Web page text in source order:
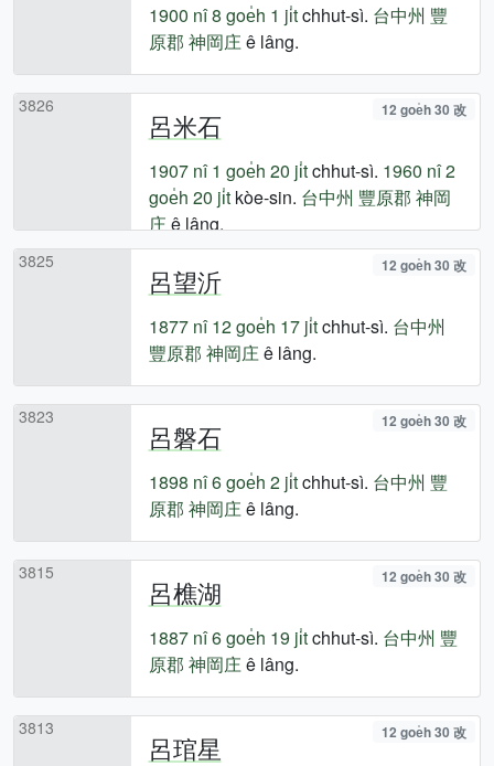
1900 nî8 goe̍h 1 ji̍tchhut-sì. 台中州 豐
原郡 神岡庄ê lâng.
3826
呂米石 12 goe̍h 30 改
1907 nî 1 goe̍h 20 ji̍tchhut-sì. 1960 nî2
goe̍h 20 ji̍tkòe-sin. 台中州 豐原郡 神岡
庄ê lâng.
3825
呂望沂 12 goe̍h 30 改
1877 nî 12 goe̍h 17 ji̍tchhut-sì. 台中州
豐原郡 神岡庄ê lâng.
3823
呂磐石 12 goe̍h 30 改
1898 nî6 goe̍h 2 ji̍tchhut-sì. 台中州 豐
原郡 神岡庄ê lâng.
3815
呂樵湖 12 goe̍h 30 改
1887 nî6 goe̍h 19 ji̍tchhut-sì. 台中州 豐
原郡 神岡庄ê lâng.
3813
呂琯星 12 goe̍h 30 改